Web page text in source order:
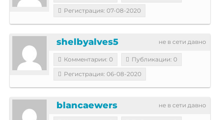
Регистрация: 07-08-2020
не в сети давно
shelbyalves5
Комментарии: 0
Публикации: 0
Регистрация: 06-08-2020
не в сети давно
blancaewers